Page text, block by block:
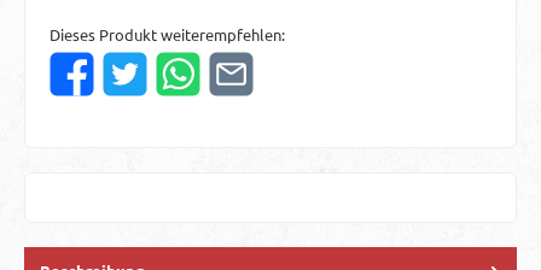
Dieses Produkt weiterempfehlen: